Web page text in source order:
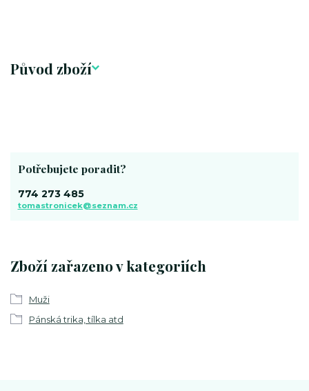
Původ zboží
Zboží zařazeno v kategoriích
Muži
Pánská trika, tílka atd
Potřebujete poradit?
774 273 485
tomastronicek@seznam.cz